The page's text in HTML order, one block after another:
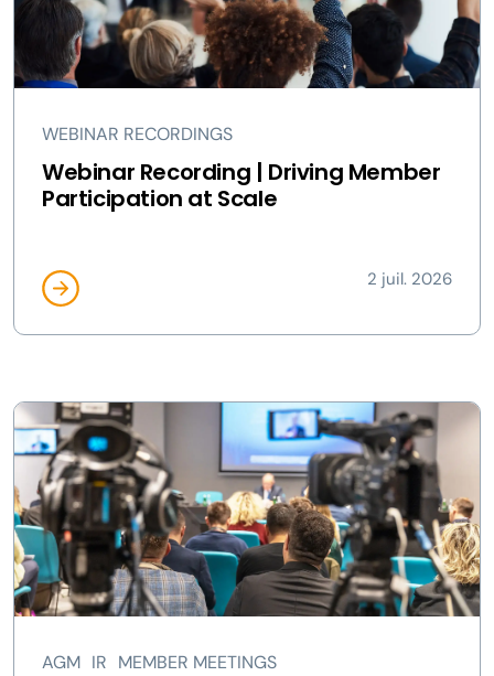
WEBINAR RECORDINGS
Webinar Recording | Driving Member
Participation at Scale
2 juil. 2026
AGM IR MEMBER MEETINGS